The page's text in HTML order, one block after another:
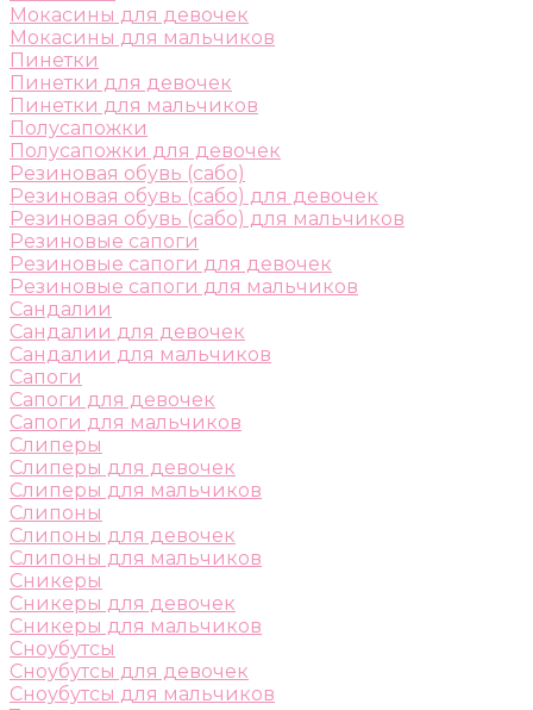
Мокасины для девочек
Мокасины для мальчиков
Пинетки
Пинетки для девочек
Пинетки для мальчиков
Полусапожки
Полусапожки для девочек
Резиновая обувь (сабо)
Резиновая обувь (сабо) для девочек
Резиновая обувь (сабо) для мальчиков
Резиновые сапоги
Резиновые сапоги для девочек
Резиновые сапоги для мальчиков
Сандалии
Сандалии для девочек
Сандалии для мальчиков
Сапоги
Сапоги для девочек
Сапоги для мальчиков
Слиперы
Слиперы для девочек
Слиперы для мальчиков
Слипоны
Слипоны для девочек
Слипоны для мальчиков
Сникеры
Сникеры для девочек
Сникеры для мальчиков
Сноубутсы
Сноубутсы для девочек
Сноубутсы для мальчиков